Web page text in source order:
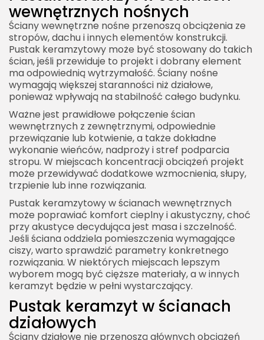
wewnętrznych nośnych
Ściany wewnętrzne nośne przenoszą obciążenia ze
stropów, dachu i innych elementów konstrukcji.
Pustak keramzytowy może być stosowany do takich
ścian, jeśli przewiduje to projekt i dobrany element
ma odpowiednią wytrzymałość. Ściany nośne
wymagają większej staranności niż działowe,
ponieważ wpływają na stabilność całego budynku.
Ważne jest prawidłowe połączenie ścian
wewnętrznych z zewnętrznymi, odpowiednie
przewiązanie lub kotwienie, a także dokładne
wykonanie wieńców, nadproży i stref podparcia
stropu. W miejscach koncentracji obciążeń projekt
może przewidywać dodatkowe wzmocnienia, słupy,
trzpienie lub inne rozwiązania.
Pustak keramzytowy w ścianach wewnętrznych
może poprawiać komfort cieplny i akustyczny, choć
przy akustyce decydująca jest masa i szczelność.
Jeśli ściana oddziela pomieszczenia wymagające
ciszy, warto sprawdzić parametry konkretnego
rozwiązania. W niektórych miejscach lepszym
wyborem mogą być cięższe materiały, a w innych
keramzyt będzie w pełni wystarczający.
Pustak keramzyt w ścianach
działowych
Ściany działowe nie przenoszą głównych obciążeń